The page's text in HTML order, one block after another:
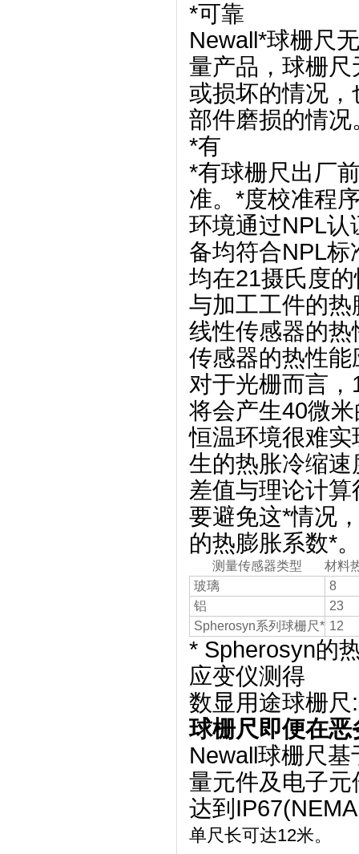
*可靠
Newall*球栅尺
量产品，球栅
或损坏的情况
部件磨损的情况
*有
*有球栅尺出厂
准。*度校准程
环境通过NPL认
备均符合NPL
均在21摄氏度
与加工工件的热
线性传感器的
传感器的热性
对于光栅而言
将会产生40微
恒温环境很难
生的热胀冷缩
差值与理论计
要避免这*情况
的热膨胀系数*
测量传感器类型
材料
玻璃
8
铝
23
Spherosyn系列球栅尺* 12
* Spherosyn的
应变仪测得
数显用途球栅
球栅尺即便在
Newall球栅尺
量元件及电子
达到
单尺长可达12米。